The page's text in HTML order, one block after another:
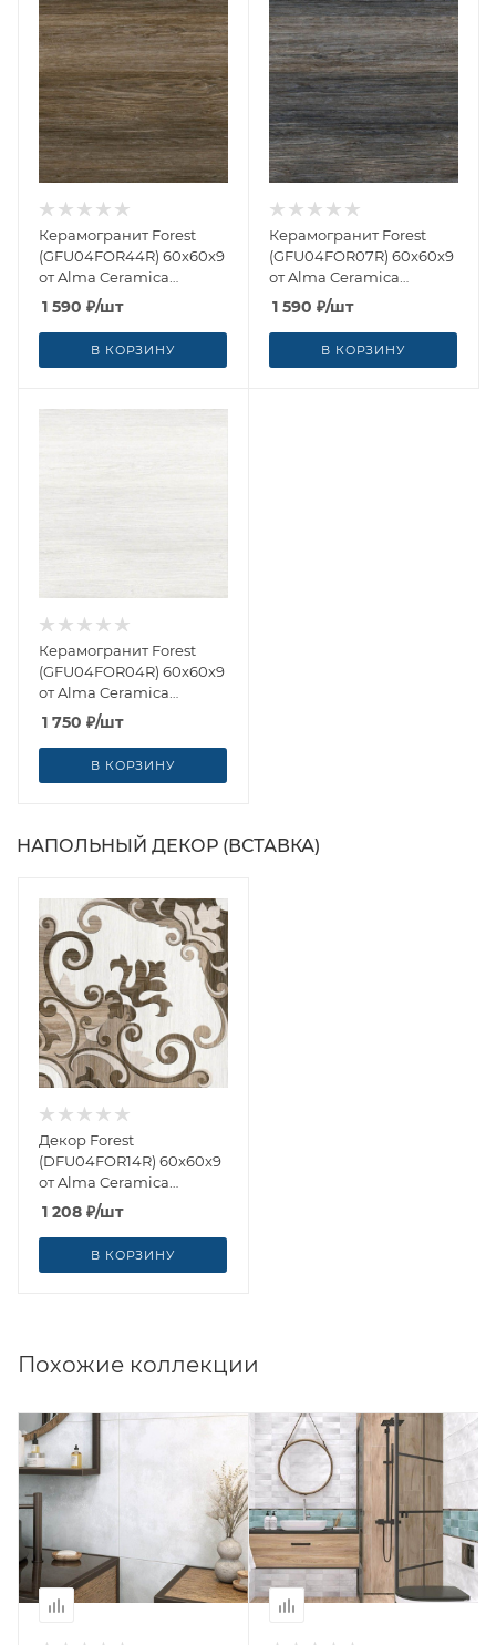
Керамогранит Forest
(GFU04FOR44R) 60x60x9
от Alma Ceramica
(Россия)
1 590 ₽/шт
В КОРЗИНУ
Керамогранит Forest
(GFU04FOR07R) 60x60x9
от Alma Ceramica
(Россия)
1 590 ₽/шт
В КОРЗИНУ
Керамогранит Forest
(GFU04FOR04R) 60x60x9
от Alma Ceramica
(Россия)
1 750 ₽/шт
В КОРЗИНУ
НАПОЛЬНЫЙ ДЕКОР (ВСТАВКА)
Декор Forest
(DFU04FOR14R) 60x60x9
от Alma Ceramica
(Россия)
1 208 ₽/шт
В КОРЗИНУ
Похожие коллекции